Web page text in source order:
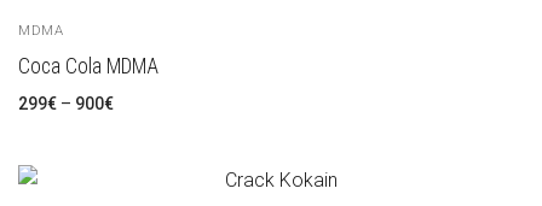
MDMA
Coca Cola MDMA
299€ – 900€